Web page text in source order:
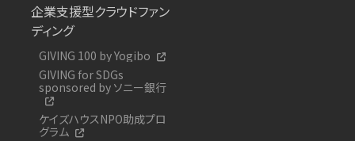
企業支援型クラウドファン
ディング
GIVING 100 by Yogibo
GIVING for SDGs
sponsored by ソニー銀行
ケイズハウスNPO助成プロ
グラム